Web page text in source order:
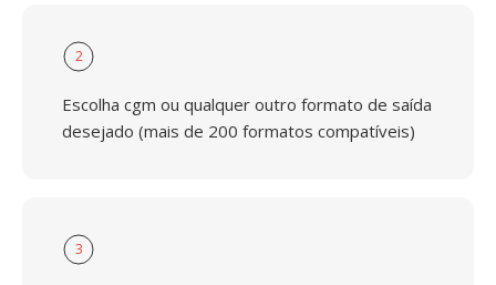
2
Escolha cgm ou qualquer outro formato de saída
desejado (mais de 200 formatos compatíveis)
3